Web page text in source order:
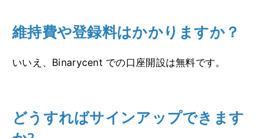
維持費や登録料はかかりますか？
いいえ、Binarycent での口座開設は無料です。
どうすればサインアップできます